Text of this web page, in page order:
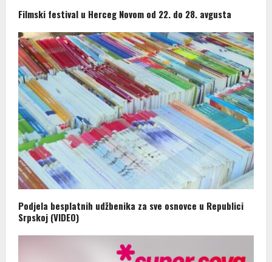
Filmski festival u Herceg Novom od 22. do 28. avgusta
Podjela besplatnih udžbenika za sve osnovce u Republici
Srpskoj (VIDEO)